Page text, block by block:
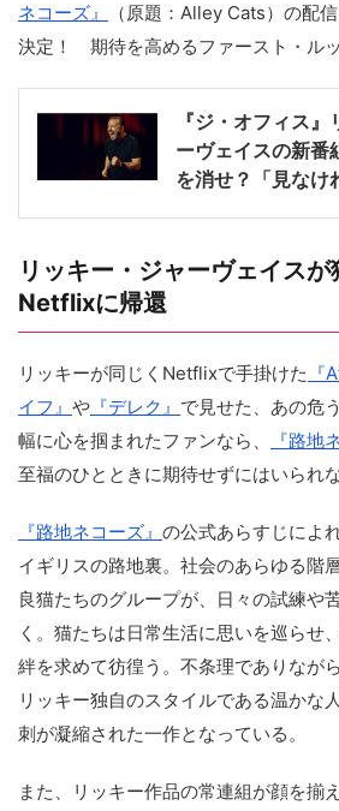
ネコーズ』
（原題：Alley Cats）の配
決定！ 期待を高めるファースト・ルッ
『ジ・オフィス
ーヴェイスの新番
を消せ？「見なけ
リッキー・ジャーヴェイスが
Netflixに帰還
リッキーが同じくNetflixで手掛けた
イフ』 や 『デレク』 で見せた、あの危
幅に心を掴まれたファンなら、
『路地
至福のひとときに期待せずにはいられ
『路地ネコーズ』 の公式あらすじによ
イギリスの路地裏。社会のあらゆる階
良猫たちのグループが、日々の試練や
く。猫たちは日常生活に思いを巡らせ
絆を求めて彷徨う。不条理でありなが
リッキー独自のスタイルである温かな
刺が凝縮された一作となっている。
また、リッキー作品の常連組が顔を揃